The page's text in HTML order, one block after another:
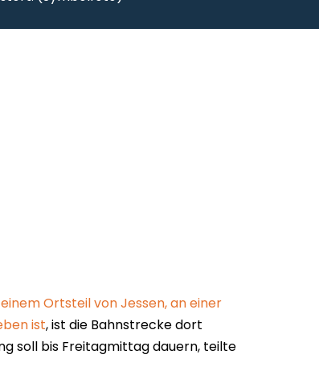
einem Ortsteil von Jessen, an einer
ist, ist die Bahnstrecke dort
soll bis Freitagmittag dauern, teilte